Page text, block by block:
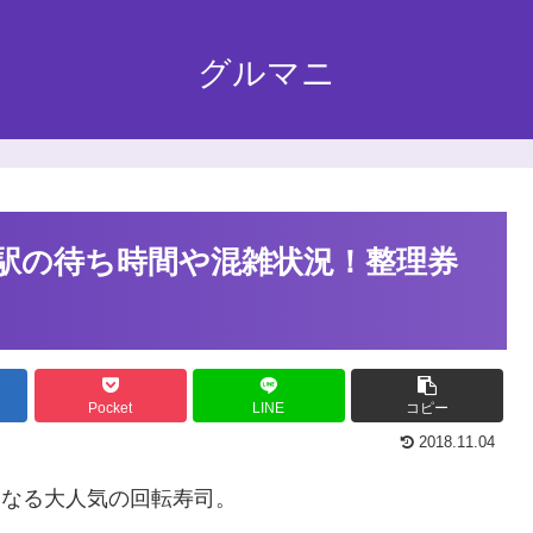
グルマニ
の待ち時間や混雑状況！整理券
Pocket LINE コピー
2018.11.04
る大人気の回転寿司。